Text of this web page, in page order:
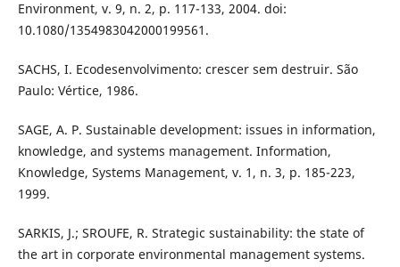
Environment, v. 9, n. 2, p. 117-133, 2004. doi:
10.1080/1354983042000199561.
SACHS, I. Ecodesenvolvimento: crescer sem destruir. São
Paulo: Vértice, 1986.
SAGE, A. P. Sustainable development: issues in information,
knowledge, and systems management. Information,
Knowledge, Systems Management, v. 1, n. 3, p. 185-223,
1999.
SARKIS, J.; SROUFE, R. Strategic sustainability: the state of
the art in corporate environmental management systems.